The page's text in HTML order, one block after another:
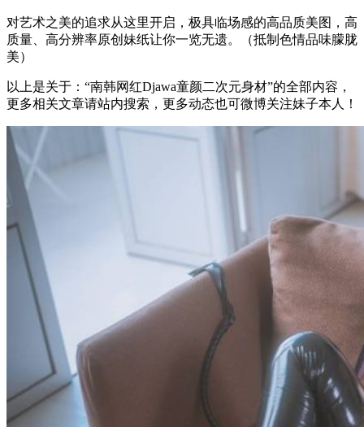
对艺术之美的追求从这里开启，极具临场感的高品质美图，高
质量、高分辨率原创妹纸让你一览无遗。（抵制色情品味朦胧
美）
以上是关于：“南韩网红Djawa童颜二次元身材”的全部内容，
更多相关文章请站内搜索，更多动态也可微博关注妹子本人！